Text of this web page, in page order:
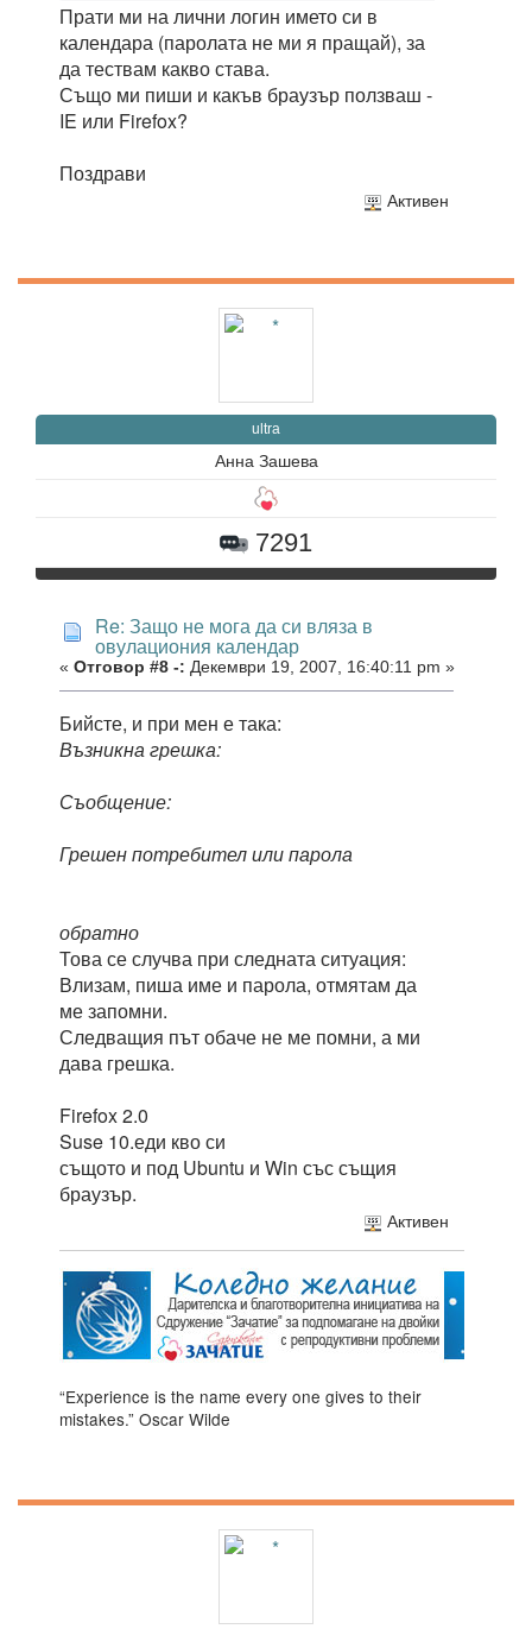
Прати ми на лични логин името си в
календара (паролата не ми я пращай), за
да тествам какво става.
Също ми пиши и какъв браузър ползваш -
IE или Firefox?
Поздрави
Активен
ultra
Анна Зашева
7291
Re: Защо не мога да си вляза в
овулациония календар
« Отговор #8 -: Декември 19, 2007, 16:40:11 pm »
Бийсте, и при мен е така:
Възникна грешка:
Съобщение:
Грешен потребител или парола
обратно
Това се случва при следната ситуация:
Влизам, пиша име и парола, отмятам да
ме запомни.
Следващия път обаче не ме помни, а ми
дава грешка.
Firefox 2.0
Suse 10.еди кво си
същото и под Ubuntu и Win със същия
браузър.
Активен
“Experience is the name every one gives to their
mistakes.” Oscar Wilde